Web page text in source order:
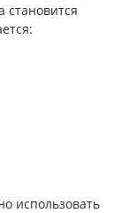
становится
использовать